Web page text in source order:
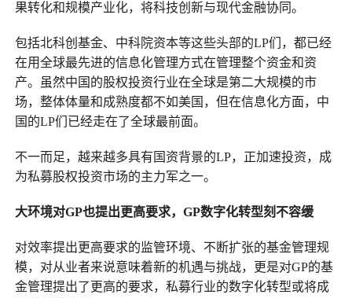
果转化和规模产业化，将科技创新与现代金融协同。
包括北科创基金、中科院资本等这些头部的LP们，都已经
在用全球最先进的信息化管理方式在管理整个资金和资
产。虽然中国的股权投资行业在全球是第二大规模的市
场，整体体量和成熟度都不如美国，但在信息化方面，中
国的LP们已经走在了全球最前面。
不一而足，越来越多具有国资背景的LP，正加速投资，成
为私募股权投资市场的主力军之一。
大环境对GP也提出更高要求，GP数字化转型刻不容缓
对效率提出更高要求的监管环境、不断扩张的基金管理规
模，对从业者来说意味着新的机遇与挑战，更是对GP的基
金管理提出了更高的要求，私募行业的数字化转型或将成